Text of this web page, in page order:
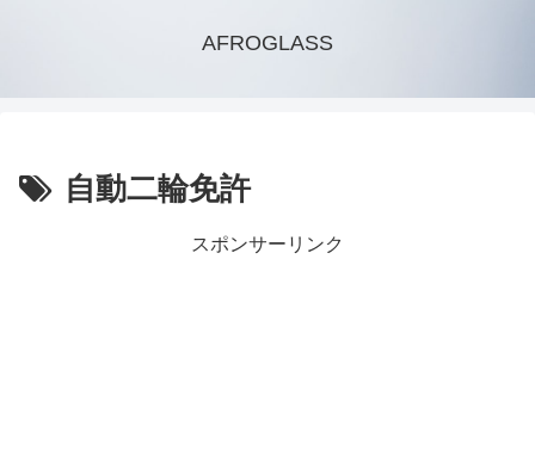
AFROGLASS
自動二輪免許
スポンサーリンク